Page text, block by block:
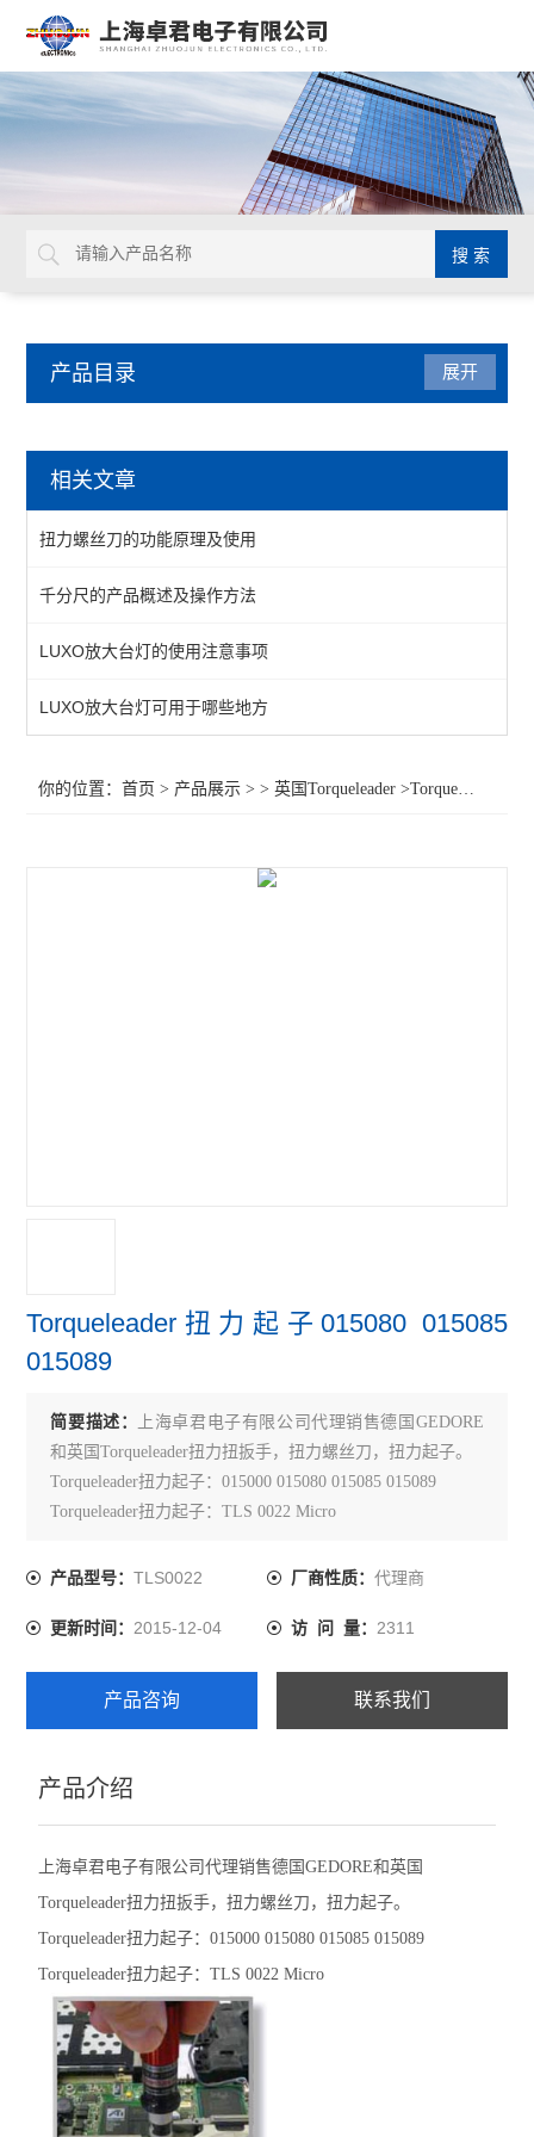
产品目录
扭矩螺丝刀
扭力扳手
英国扭力螺丝刀
查看全部 >>
展开
相关文章
扭力螺丝刀的功能原理及使用
千分尺的产品概述及操作方法
LUXO放大台灯的使用注意事项
LUXO放大台灯可用于哪些地方
你的位置：首页 > 产品展示 > >英国Torqueleader >Torqueleader扭力起子015080 015085 015089
Torqueleader扭力起子015080 015085
015089
简要描述：
上海卓君电子有限公司代理销售德国GEDORE
和英国Torqueleader扭力扭扳手，扭力螺丝刀，扭力起子。
Torqueleader扭力起子：015000 015080 015085 015089
Torqueleader扭力起子：TLS 0022 Micro
产品型号：TLS0022 厂商性质： 代理商
更新时间：2015-12-04 访 问 量： 2311
产品咨询 联系我们
产品介绍
上海卓君电子有限公司代理销售德国GEDORE和英国
Torqueleader扭力扭扳手，扭力螺丝刀，扭力起子。
Torqueleader扭力起子：015000 015080 015085 015089
Torqueleader扭力起子：TLS 0022 Micro